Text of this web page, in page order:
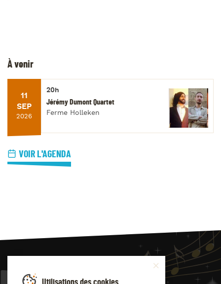
À venir
11
SEP
2026
20h
Jérémy Dumont Quartet
Ferme Holleken
VOIR L'AGENDA
JAZZ4